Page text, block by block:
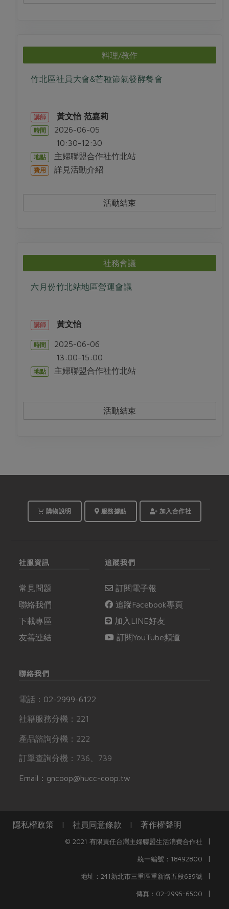
料理/教作
竹北區社員大會&芒種節氣發酵餐會
講師 黃文怡 范嘉莉
時間 2026-06-05
10:30-12:30
地點 主婦聯盟合作社竹北站
費用 詳見活動介紹
活動結束
社務會議
六月份竹北站地區營運會議
講師 黃文怡
時間 2025-06-06
13:00-15:00
地點 主婦聯盟合作社竹北站
活動結束
購物說明 服務據點 加入合作社
社服資訊
常見問題
聯絡我們
下載專區
友善連結
追蹤我們
訂閱電子報
追蹤Facebook專頁
加入LINE好友
訂閱YouTube頻道
聯絡我們
電話： 02-2999-6122
社籍服務分機：221
產品諮詢分機：222
訂單查詢分機：736、739
Email：gncoop@hucc-coop.tw
隱私權政策 | 社員同意條款 | 著作權聲明
© 2021 有限責任台灣主婦聯盟生活消費合作社 |
統一編號：18492800 |
地址：241新北市三重區重新路五段639號 |
傳真：02-2995-6500 |